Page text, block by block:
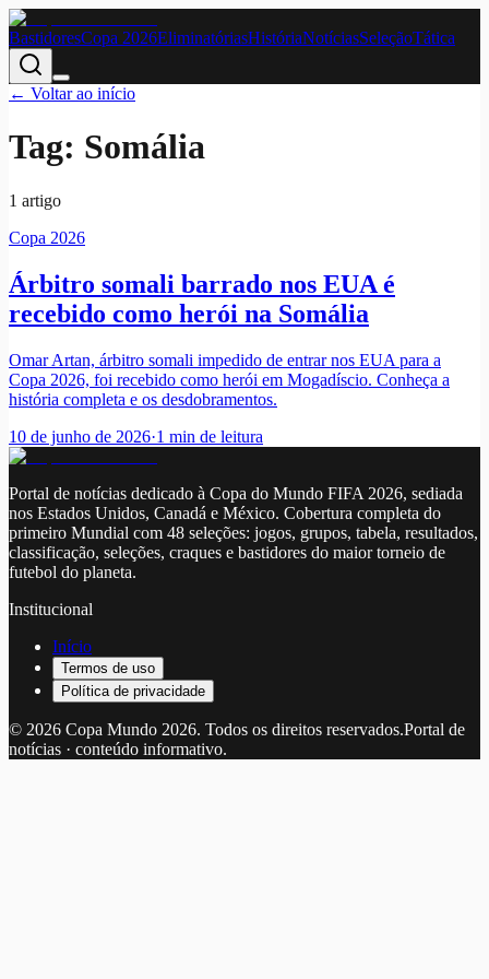
BastidoresCopa 2026EliminatóriasHistóriaNotíciasSeleçãoTática
← Voltar ao início
Tag: Somália
1 artigo
Copa 2026
Árbitro somali barrado nos EUA é
recebido como herói na Somália
Omar Artan, árbitro somali impedido de entrar nos EUA para a
Copa 2026, foi recebido como herói em Mogadíscio. Conheça a
história completa e os desdobramentos.
10 de junho de 2026·1 min de leitura
Portal de notícias dedicado à Copa do Mundo FIFA 2026, sediada
nos Estados Unidos, Canadá e México. Cobertura completa do
primeiro Mundial com 48 seleções: jogos, grupos, tabela, resultados,
classificação, seleções, craques e bastidores do maior torneio de
futebol do planeta.
Institucional
Início
Termos de uso
Política de privacidade
© 2026 Copa Mundo 2026. Todos os direitos reservados.Portal de
notícias · conteúdo informativo.